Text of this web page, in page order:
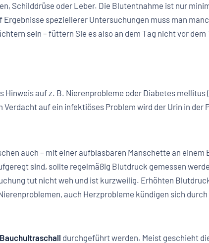
Schilddrüse oder Leber. Die Blutentnahme ist nur
Ergebnisse speziellerer Untersuchungen muss man
sein – füttern Sie es also an dem Tag nicht vor
Hinweis auf z. B. Nierenprobleme oder Diabetes
auf ein infektiöses Problem wird der Urin in der
auch – mit einer aufblasbaren Manschette an einem
sind, sollte regelmäßig Blutdruck gemessen
tut nicht weh und ist kurzweilig. Erhöhten
auch Herzprobleme kündigen sich
Bauchultraschall durchgeführt werden. Meist geschieht